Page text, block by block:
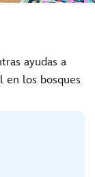
ayudas a
en los bosques